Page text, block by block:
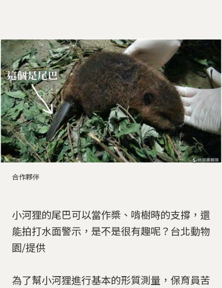
合作夥伴
小河狸的尾巴可以當作槳、啃樹時的支撐，還
能拍打水面警示，是不是很有趣呢？台北動物
園/提供
為了幫小河狸進行基本的形質測量，保育員苦